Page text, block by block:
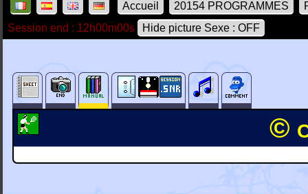
Accueil 20154 PROGRAMMES
Session end : 12h00m00s
Hide picture Sexe : OFF
©